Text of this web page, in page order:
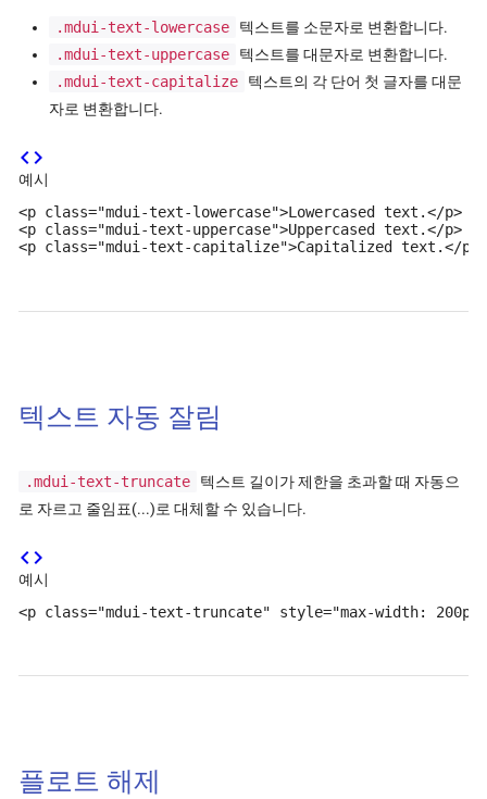
.mdui-text-lowercase
텍스트를 소문자로 변환합니다.
.mdui-text-uppercase
텍스트를 대문자로 변환합니다.
.mdui-text-capitalize
텍스트의 각 단어 첫 글자를 대문
자로 변환합니다.
code
예시
<p class="mdui-text-lowercase">Lowercased text.</p>
<p class="mdui-text-uppercase">Uppercased text.</p>
<p class="mdui-text-capitalize">Capitalized text.</p>
텍스트 자동 잘림
.mdui-text-truncate
텍스트 길이가 제한을 초과할 때 자동으
로 자르고 줄임표(...)로 대체할 수 있습니다.
code
예시
<p class="mdui-text-truncate" style="max-width: 200px;">
플로트 해제